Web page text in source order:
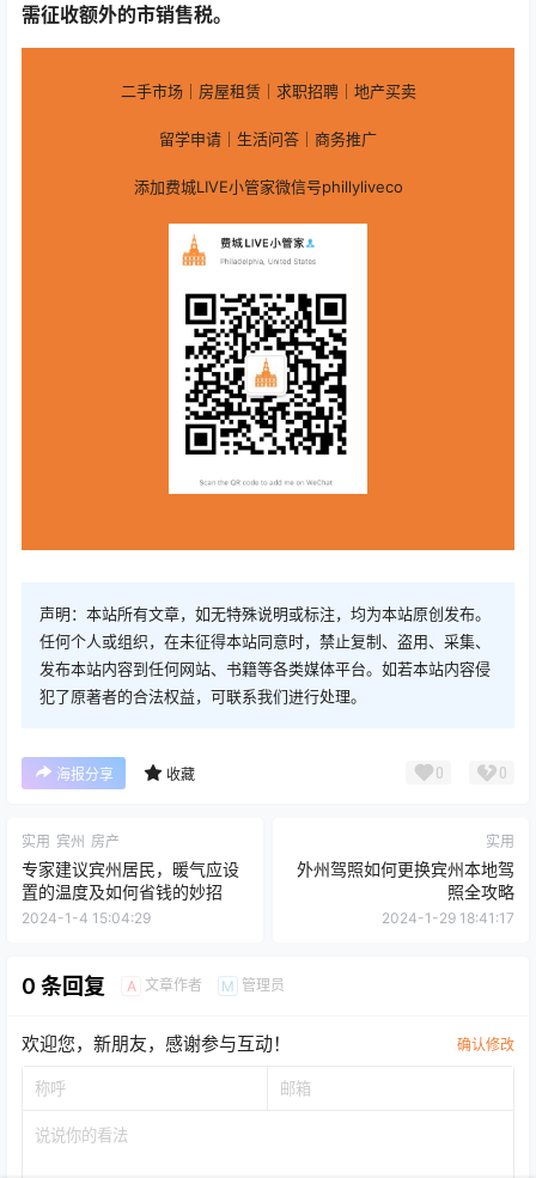
需征收额外的市销售税。
二手市场｜房屋租赁｜求职招聘｜地产买卖
留学申请｜生活问答｜商务推广
添加费城LIVE小管家微信号phillyliveco
声明：本站所有文章，如无特殊说明或标注，均为本站原创发布。
任何个人或组织，在未征得本站同意时，禁止复制、盗用、采集、
发布本站内容到任何网站、书籍等各类媒体平台。如若本站内容侵
犯了原著者的合法权益，可联系我们进行处理。
海报分享 收藏 0 0
实用 宾州 房产
专家建议宾州居民，暖气应设
置的温度及如何省钱的妙招
2024-1-4 15:04:29
实用
外州驾照如何更换宾州本地驾
照全攻略
2024-1-29 18:41:17
0 条回复 A 文章作者 M 管理员
欢迎您，新朋友，感谢参与互动！ 确认修改